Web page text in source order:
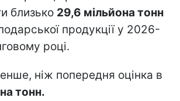
близько 29,6 мільйона тонн
продукції у 2026-
році.
ніж попередня оцінка в
тонн.